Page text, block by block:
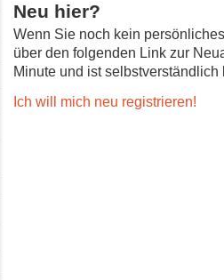
Neu hier?
Wenn Sie noch kein
über den folgenden Link zur
Minute und ist selbstverständlich
Ich will mich neu registrieren!